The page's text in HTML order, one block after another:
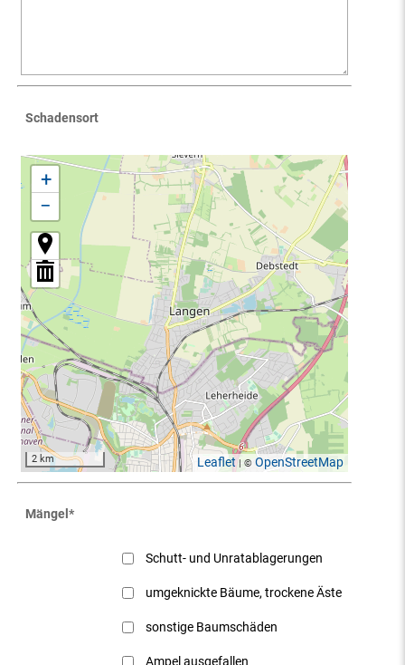
Schadensort
+
−
2 km Leaflet| © OpenStreetMap
Mängel*
Schutt- und Unratablagerungen
umgeknickte Bäume, trockene Äste
sonstige Baumschäden
Ampel ausgefallen